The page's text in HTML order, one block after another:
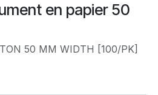
en papier 50
50 MM WIDTH [100/PK]